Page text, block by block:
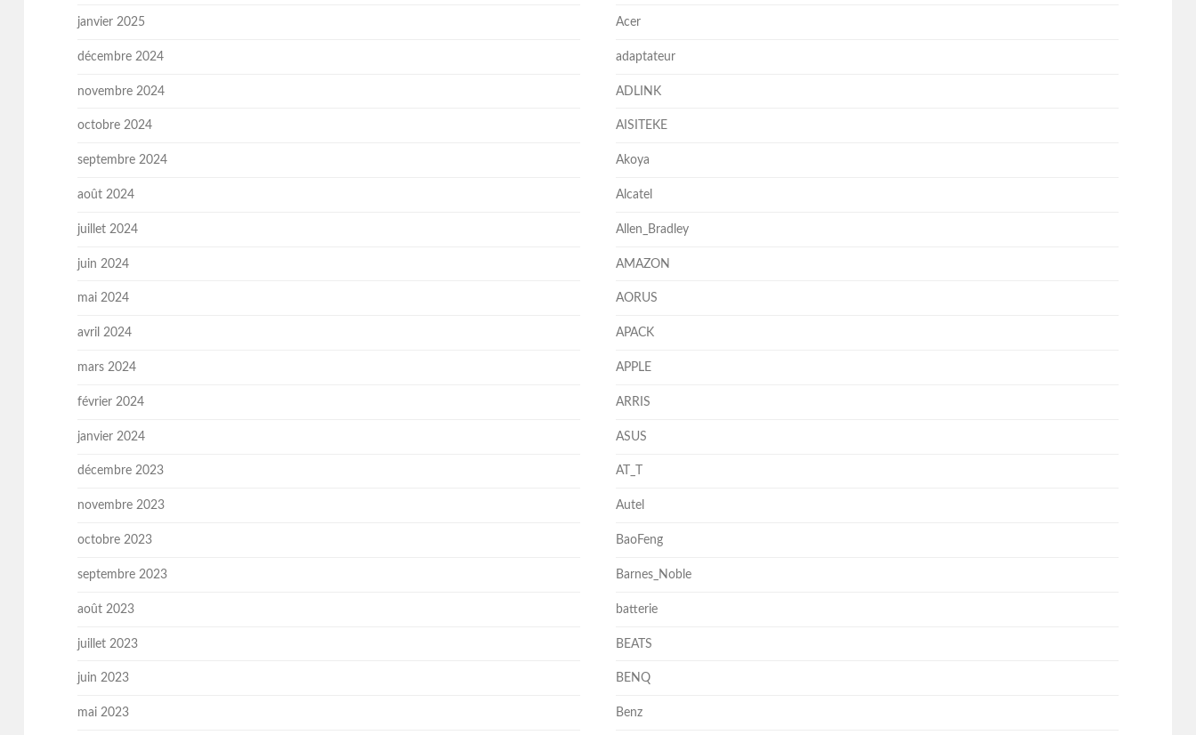
janvier 2025
décembre 2024
novembre 2024
octobre 2024
septembre 2024
août 2024
juillet 2024
juin 2024
mai 2024
avril 2024
mars 2024
février 2024
janvier 2024
décembre 2023
novembre 2023
octobre 2023
septembre 2023
août 2023
juillet 2023
juin 2023
mai 2023
Acer
adaptateur
ADLINK
AISITEKE
Akoya
Alcatel
Allen_Bradley
AMAZON
AORUS
APACK
APPLE
ARRIS
ASUS
AT_T
Autel
BaoFeng
Barnes_Noble
batterie
BEATS
BENQ
Benz